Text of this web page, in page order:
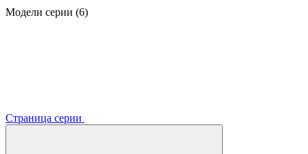
Модели серии (6)
Страница серии